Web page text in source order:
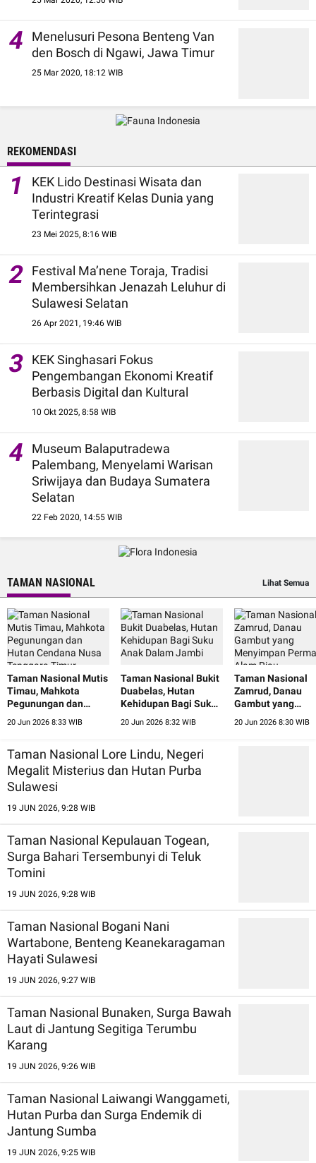
4
Menelusuri Pesona Benteng Van
den Bosch di Ngawi, Jawa Timur
25 Mar 2020, 18:12 WIB
REKOMENDASI
1
KEK Lido Destinasi Wisata dan
Industri Kreatif Kelas Dunia yang
Terintegrasi
23 Mei 2025, 8:16 WIB
2
Festival Ma’nene Toraja, Tradisi
Membersihkan Jenazah Leluhur di
Sulawesi Selatan
26 Apr 2021, 19:46 WIB
3
KEK Singhasari Fokus
Pengembangan Ekonomi Kreatif
Berbasis Digital dan Kultural
10 Okt 2025, 8:58 WIB
4
Museum Balaputradewa
Palembang, Menyelami Warisan
Sriwijaya dan Budaya Sumatera
Selatan
22 Feb 2020, 14:55 WIB
TAMAN NASIONAL Lihat Semua
Taman Nasional Mutis
Timau, Mahkota
Pegunungan dan
Hutan Cendana Nusa
20 Jun 2026 8:33 WIB
Taman Nasional Bukit
Duabelas, Hutan
Kehidupan Bagi Suku
Anak Dalam Jambi
20 Jun 2026 8:32 WIB
Taman Nasional
Zamrud, Danau
Gambut yang
Menyimpan
20 Jun 2026 8:30 WIB
Taman Nasional Lore Lindu, Negeri
Megalit Misterius dan Hutan Purba
Sulawesi
19 JUN 2026, 9:28 WIB
Taman Nasional Kepulauan Togean,
Surga Bahari Tersembunyi di Teluk
Tomini
19 JUN 2026, 9:28 WIB
Taman Nasional Bogani Nani
Wartabone, Benteng Keanekaragaman
Hayati Sulawesi
19 JUN 2026, 9:27 WIB
Taman Nasional Bunaken, Surga Bawah
Laut di Jantung Segitiga Terumbu
Karang
19 JUN 2026, 9:26 WIB
Taman Nasional Laiwangi Wanggameti,
Hutan Purba dan Surga Endemik di
Jantung Sumba
19 JUN 2026, 9:25 WIB